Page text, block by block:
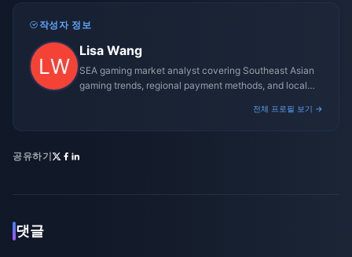
작성자 정보
Lisa Wang
SEA gaming market analyst covering Southeast Asian
gaming trends, regional payment methods, and local
전체 프로필 보기 →
공유하기
댓글